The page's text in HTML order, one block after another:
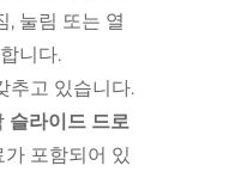
, 눌림 또는 열
니다.
추고 있습니다.
슬라이드 드로
포함되어 있